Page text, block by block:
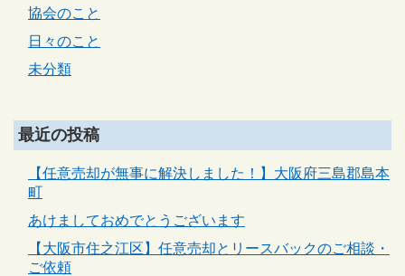
協会のこと
日々のこと
未分類
最近の投稿
【任意売却が無事に解決しました！】大阪府三島郡島本
町
あけましておめでとうございます
【大阪市住之江区】任意売却とリースバックのご相談・
ご依頼